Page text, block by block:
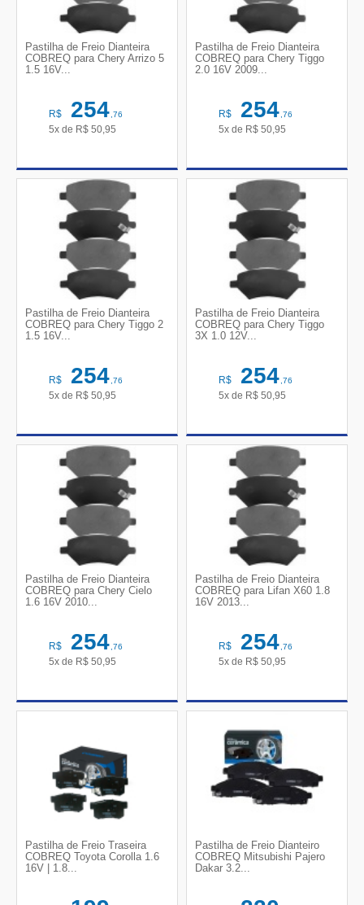
Pastilha de Freio Dianteira
COBREQ para Chery Arrizo 5
1.5 16V...
R$ 254,76
5x de R$ 50,95
Pastilha de Freio Dianteira
COBREQ para Chery Tiggo
2.0 16V 2009...
R$ 254,76
5x de R$ 50,95
Pastilha de Freio Dianteira
COBREQ para Chery Tiggo 2
1.5 16V...
R$ 254,76
5x de R$ 50,95
Pastilha de Freio Dianteira
COBREQ para Chery Tiggo
3X 1.0 12V...
R$ 254,76
5x de R$ 50,95
Pastilha de Freio Dianteira
COBREQ para Chery Cielo
1.6 16V 2010...
R$ 254,76
5x de R$ 50,95
Pastilha de Freio Dianteira
COBREQ para Lifan X60 1.8
16V 2013...
R$ 254,76
5x de R$ 50,95
Pastilha de Freio Traseira
COBREQ Toyota Corolla 1.6
16V | 1.8...
Pastilha de Freio Dianteiro
COBREQ Mitsubishi Pajero
Dakar 3.2...